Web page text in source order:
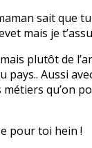
sait que
mais je
plutôt de
pays.. Aussi
métiers qu’on
pour toi hein !